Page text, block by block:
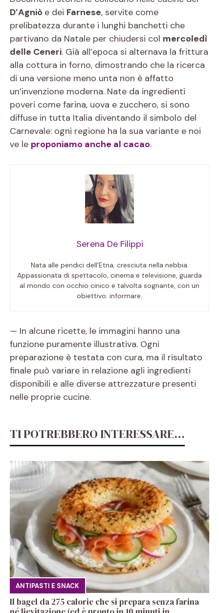
D’Agniò e dei Farnese, servite come
prelibatezza durante i lunghi banchetti che
partivano da Natale per chiudersi col mercoledì
delle Ceneri. Già all’epoca si alternava la frittura
alla cottura in forno, dimostrando che la ricerca
di una versione meno unta non è affatto
un’invenzione moderna. Nate da ingredienti
poveri come farina, uova e zucchero, si sono
diffuse in tutta Italia diventando il simbolo del
Carnevale: ogni regione ha la sua variante e noi
ve le proponiamo anche al cacao.
Serena De Filippi
Nata alle pendici dell’Etna, cresciuta nella nebbia.
Appassionata di spettacolo, cinema e televisione, guarda
al mondo con occhio cinico e talvolta sognante, con un
obiettivo: informare.
— In alcune ricette, le immagini hanno una
funzione puramente illustrativa. Ogni
preparazione è testata con cura, ma il risultato
finale può variare in relazione agli ingredienti
disponibili e alle diverse attrezzature presenti
nelle proprie cucine.
TI POTREBBERO INTERESSARE…
ANTIPASTI E SNACK
Il bagel da 275 calorie che si prepara senza farina